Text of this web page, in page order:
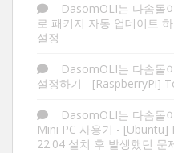
DasomOLI는 다솜돌
로 패키지 자동 업데이트
설정
DasomOLI는 다솜돌
설정하기 - [RaspberryPi]
DasomOLI는 다솜돌
Mini PC 사용기 - [Ubuntu]
22.04 설치 후 발생했던 문